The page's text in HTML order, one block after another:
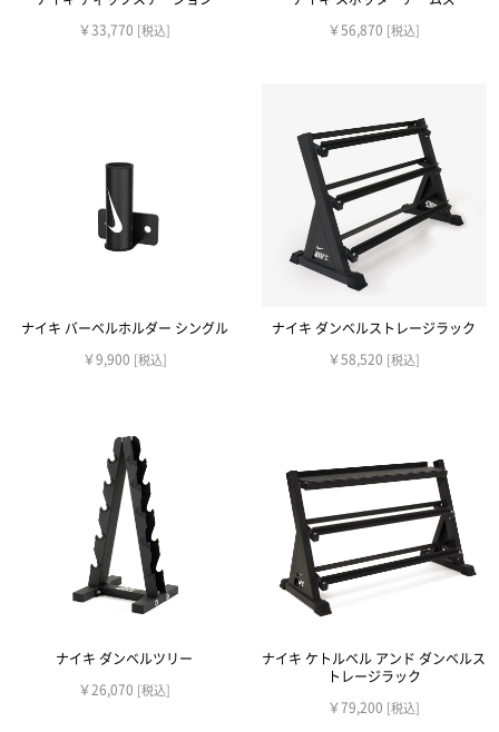
￥33,770 [税込] ￥56,870 [税込]
ナイキ バーベルホルダー シングル
￥9,900 [税込]
ナイキ ダンベルストレージラック
￥58,520 [税込]
ナイキ ダンベルツリー
￥26,070 [税込]
ナイキ ケトルベル アンド ダンベルス
トレージラック
￥79,200 [税込]